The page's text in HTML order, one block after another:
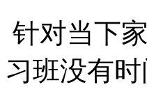
针对当下
习班没有